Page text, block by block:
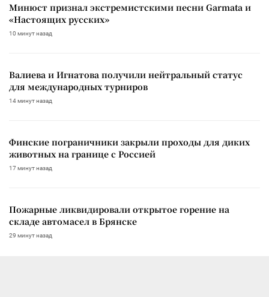
Минюст признал экстремистскими песни Garmata и
«Настоящих русских»
10 минут назад
Валиева и Игнатова получили нейтральный статус
для международных турниров
14 минут назад
Финские пограничники закрыли проходы для диких
животных на границе с Россией
17 минут назад
Пожарные ликвидировали открытое горение на
складе автомасел в Брянске
29 минут назад